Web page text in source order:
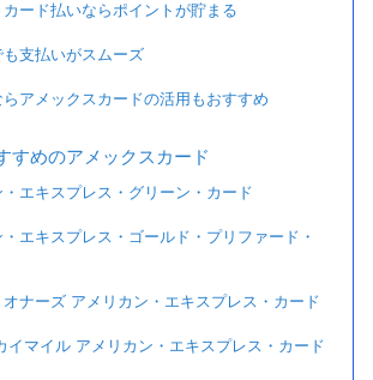
ード払いならポイントが貯まる
支払いがスムーズ
アメックスカードの活用もおすすめ
すめのアメックスカード
エキスプレス・グリーン・カード
エキスプレス・ゴールド・プリファード・
オナーズ アメリカン・エキスプレス⁠・カード
イマイル アメリカン・エキスプレス・カード